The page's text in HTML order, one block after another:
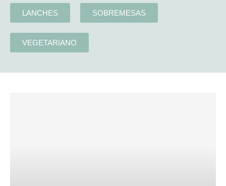
LANCHES SOBREMESAS
VEGETARIANO